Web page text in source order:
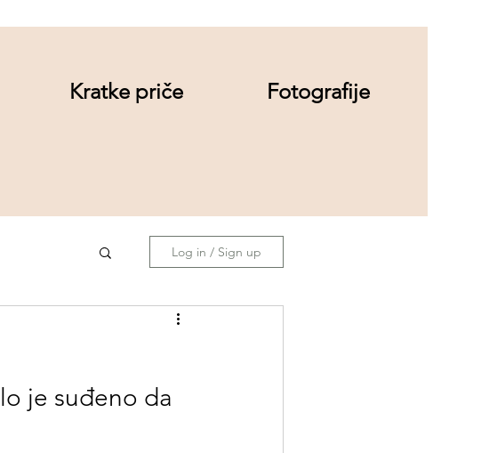
Kratke priče Fotografije
Log in / Sign up
je suđeno da